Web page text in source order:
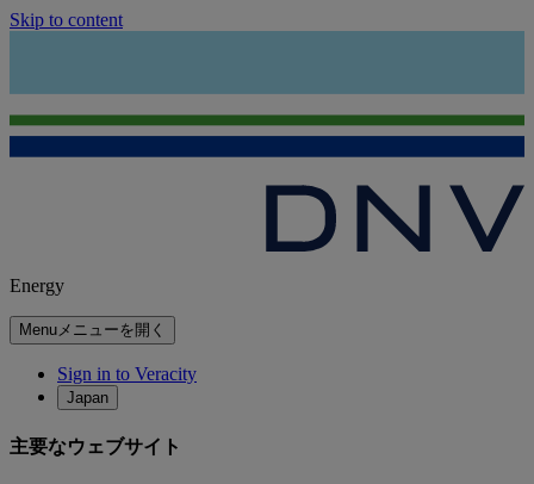
Skip to content
Energy
Menuメニューを開く
Sign in to Veracity
Japan
主要なウェブサイト